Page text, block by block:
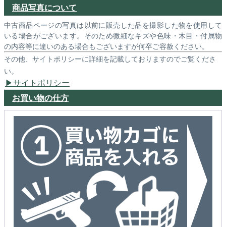
商品写真について
中古商品ページの写真は以前に販売した品を撮影した物を使用して
いる場合がございます。そのため微細なキズや色味・木目・付属物
の内容等に違いのある場合もございますが何卒ご容赦ください。
その他、サイトポリシーに詳細を記載しておりますのでご覧くださ
い。
サイトポリシー
お買い物の仕方